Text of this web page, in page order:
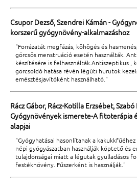
Csupor Dezső, Szendrei Kámán -
korszerű gyógynövény-alkalmazáshoz
"Forrázatát megfázás, köhögés és
görcsös menstruáció esetén használták.
készítésére is felhasználták.Antiszeptikus ,
görcsoldó hatása révén légúti hurutok
emésztésjavítóként használható."
Rácz Gábor, Rácz-Kotilla Erzsébet, Szabó
Gyógynövények ismerete-A fitoterápia
alapjai
"Gyógyhatásai hasonlítanak a
népi gyógyászatban használják köptető és
tulajdonságai miatt a légutak gyulladásos
festéknövény. Fűszerként is használják."